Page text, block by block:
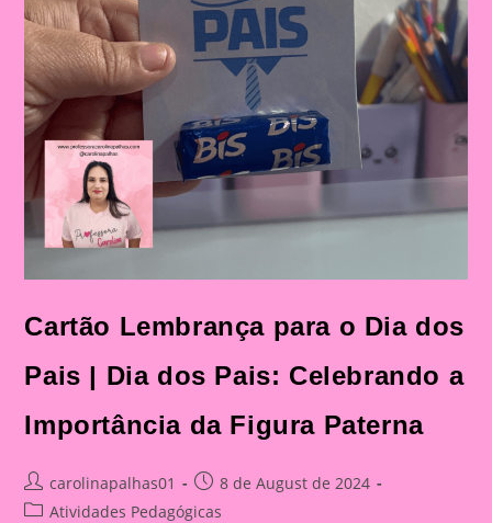
Cartão Lembrança para o Dia dos
Pais | Dia dos Pais: Celebrando a
Importância da Figura Paterna
Post
author:
carolinapalhas01
Post
published:
8 de August de 2024
PostAtividades Pedagógicas